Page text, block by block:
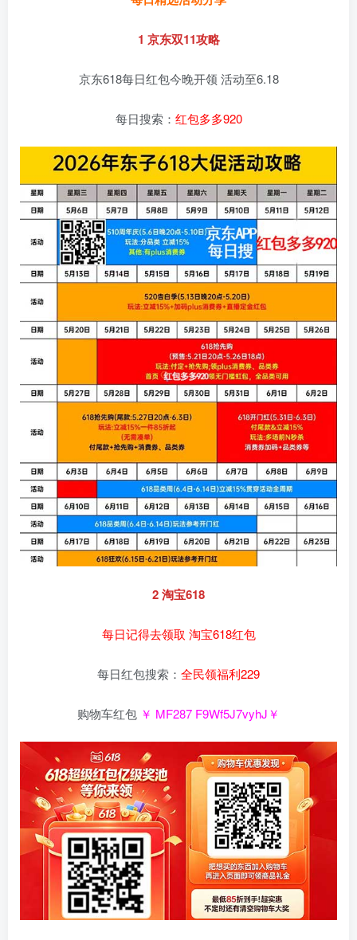
1 京东双11攻略
京东618每日红包今晚开领 活动至6.18
每日搜索： 红包多多920
2 淘宝618
每日记得去领取 淘宝618红包
每日红包搜索： 全民领福利229
购物车红包 ￥ MF287 F9Wf5J7vyhJ￥